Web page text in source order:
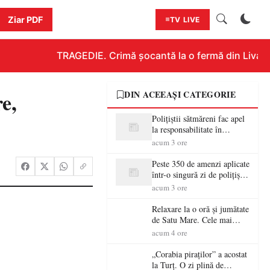
Ziar PDF TV LIVE
TRAGEDIE. Crimă șocantă la o fermă din
DIN ACEEAȘI CATEGORIE
Polițiștii sătmăreni fac apel
la responsabilitate în
trafic…
acum 3 ore
Peste 350 de amenzi aplicate
într-o singură zi de polițiștii
sătmăreni
acum 3 ore
Relaxare la o oră și jumătate
de Satu Mare. Cele mai
spectaculoase piscine
Maramureș, ideale pentru o
escapadă de vară
acum 4 ore
„Corabia piraților” a acostat
la Turț. O zi plină de